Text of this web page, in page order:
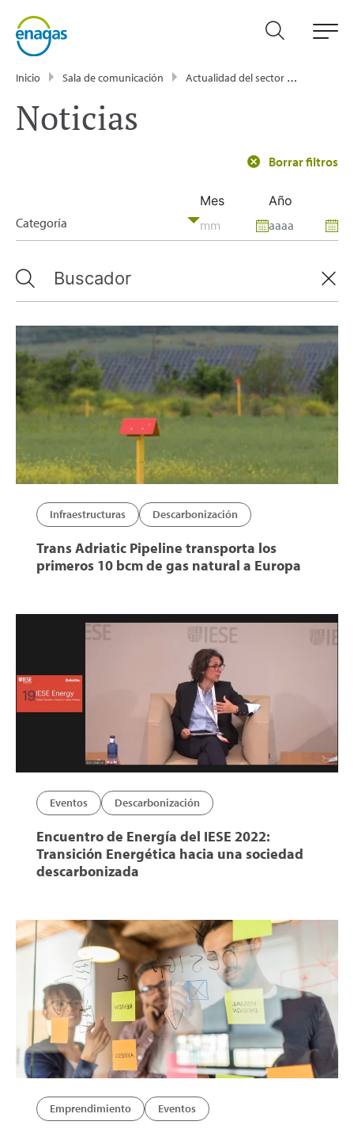
Inicio Sala de comunicación Actualidad del sector energético - Enagás
Noticias
Borrar filtros
Categoría
Mes Año
Infraestructuras Descarbonización
Trans Adriatic Pipeline transporta los
primeros 10 bcm de gas natural a Europa
Eventos Descarbonización
Encuentro de Energía del IESE 2022:
Transición Energética hacia una sociedad
descarbonizada
Emprendimiento Eventos